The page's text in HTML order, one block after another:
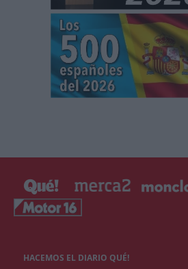
HACEMOS EL DIARIO QUÉ!